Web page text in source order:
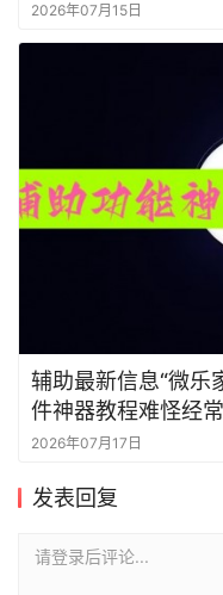
2026年07月15日
辅助最新信息“微乐
件神器教程难怪经
2026年07月17日
发表回复
请登录后评论...